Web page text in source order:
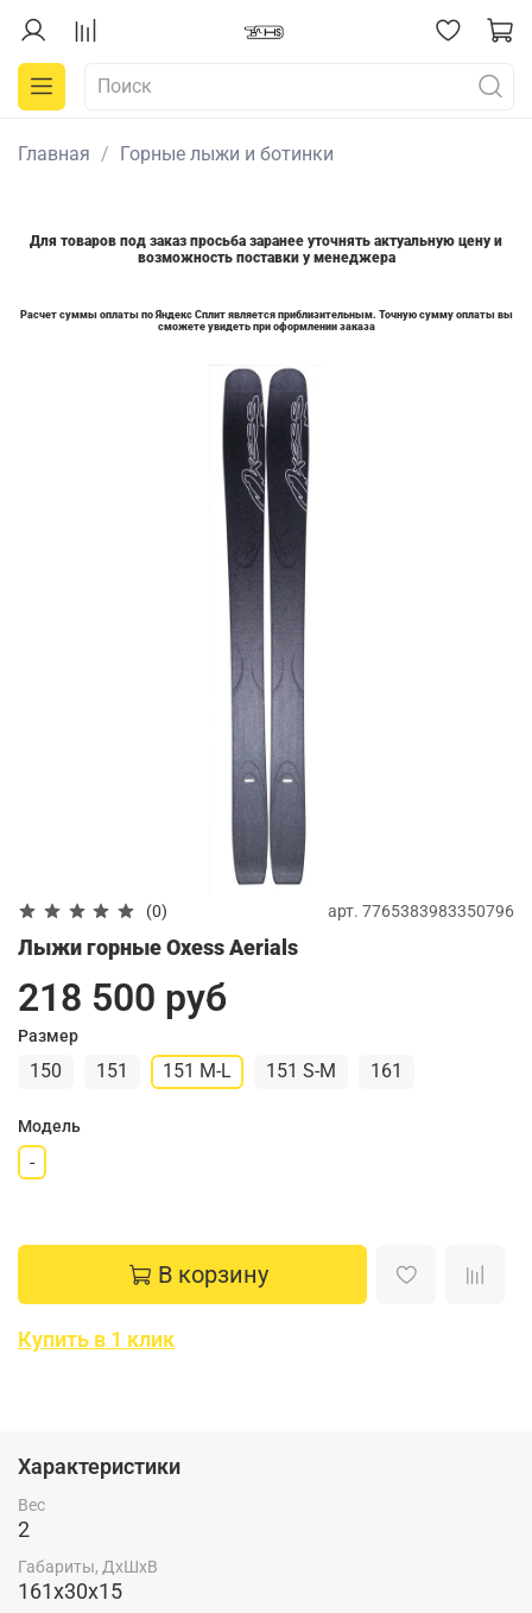
Главная Горные лыжи и ботинки
Для товаров под заказ просьба заранее уточнять актуальную цену и
возможность поставки у менеджера
Расчет суммы оплаты по Яндекс Сплит является приблизительным. Точную сумму оплаты вы
сможете увидеть при оформлении заказа
(0) арт. 7765383983350796
Лыжи горные Oxess Aerials
218 500 руб
Размер
150 151 151 M-L 151 S-M 161
Модель
-
В корзину
Купить в 1 клик
Характеристики
Вес
2
Габариты, ДхШхВ
161x30x15